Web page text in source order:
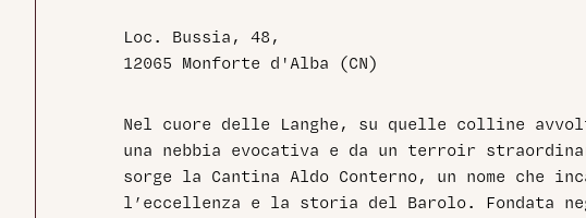
Loc. Bussia, 48,
12065 Monforte d'Alba (CN)
Nel cuore delle Langhe, su quelle colline
una nebbia evocativa e da un terroir
sorge la Cantina Aldo Conterno, un nome che
l’eccellenza e la storia del Barolo. Fondata